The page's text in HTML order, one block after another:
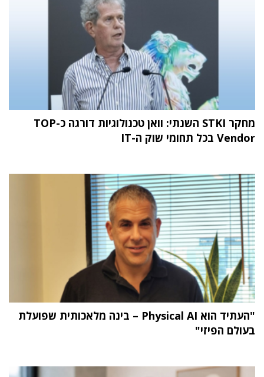
מחקר STKI השנתי: וואן טכנולוגיות דורגה כ-TOP
Vendor בכל תחומי שוק ה-IT
"העתיד הוא Physical AI – בינה מלאכותית שפועלת
בעולם הפיזי"